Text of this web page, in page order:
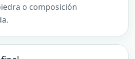
o composición